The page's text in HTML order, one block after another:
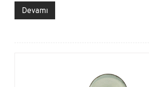
Devamı